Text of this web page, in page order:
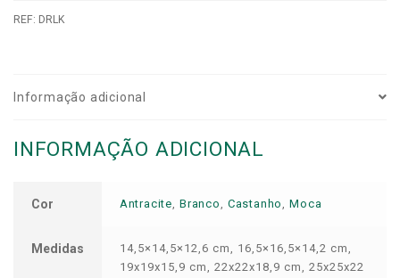
REF: DRLK
Informação adicional
INFORMAÇÃO ADICIONAL
Cor Antracite,Branco, Castanho,Moca
Medidas
14,5×14,5×12,6 cm, 16,5×16,5×14,2 cm,
19x19x15,9 cm, 22x22x18,9 cm, 25x25x22